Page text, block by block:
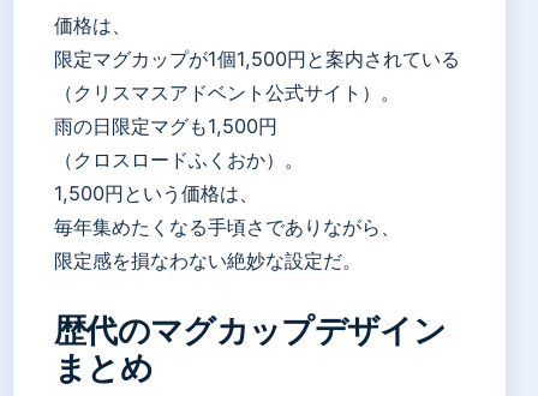
価格は、
限定マグカップが1個1,500円と案内されている
（クリスマスアドベント公式サイト）。
雨の日限定マグも1,500円
（クロスロードふくおか）。
1,500円という価格は、
毎年集めたくなる手頃さでありながら、
限定感を損なわない絶妙な設定だ。
歴代のマグカップデザイン
まとめ